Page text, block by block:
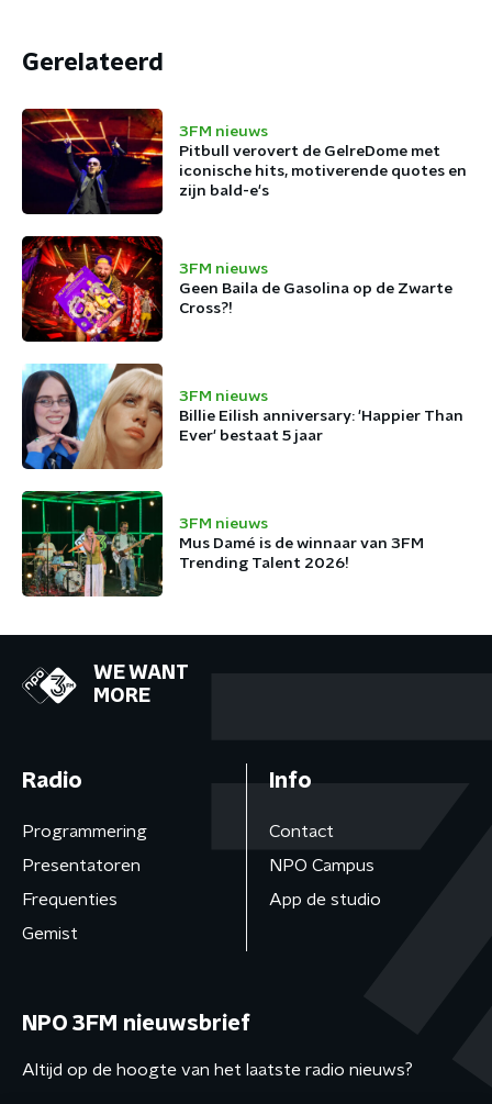
Gerelateerd
3FM nieuws
Pitbull verovert de GelreDome met
iconische hits, motiverende quotes en
zijn bald-e's
3FM nieuws
Geen Baila de Gasolina op de Zwarte
Cross?!
3FM nieuws
Billie Eilish anniversary: 'Happier Than
Ever' bestaat 5 jaar
3FM nieuws
Mus Damé is de winnaar van 3FM
Trending Talent 2026!
WE WANT
MORE
Radio
Programmering
Presentatoren
Frequenties
Gemist
Info
Contact
NPO Campus
App de studio
NPO 3FM nieuwsbrief
Altijd op de hoogte van het laatste radio nieuws?